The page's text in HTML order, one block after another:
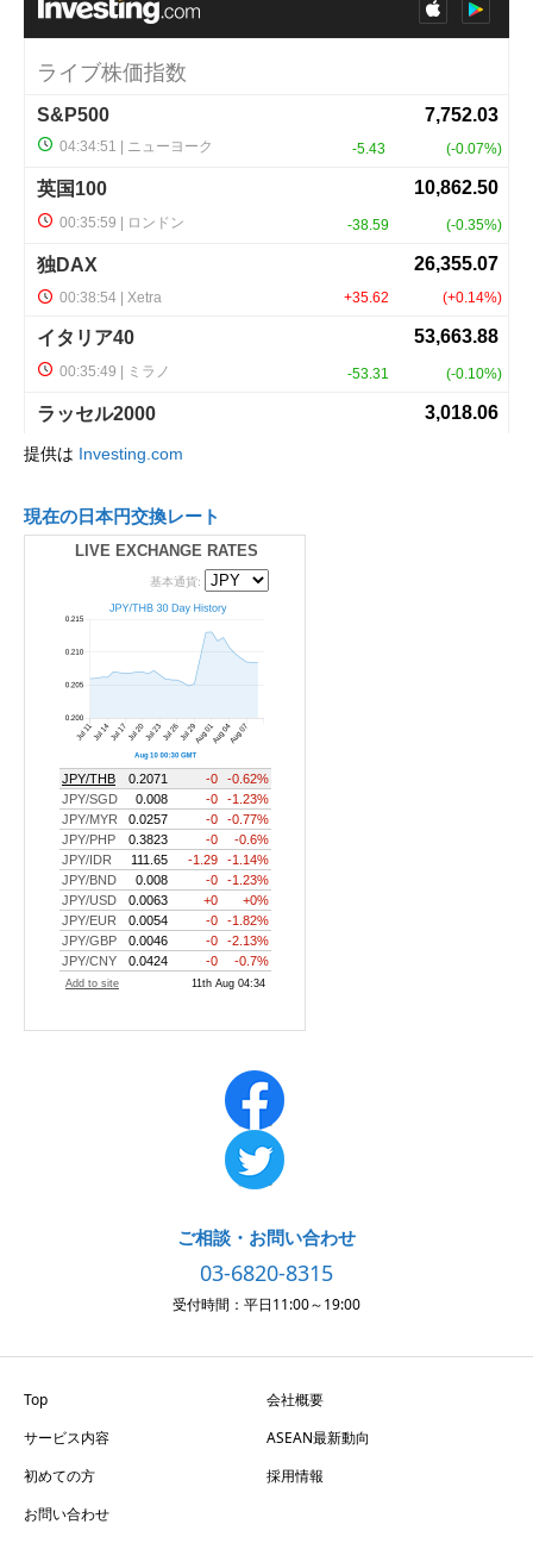
提供は Investing.com
現在の日本円交換レート
LIVE EXCHANGE RATES
ご相談・お問い合わせ
03-6820-8315
受付時間：平日11:00～19:00
Top
会社概要
サービス内容
ASEAN最新動向
初めての方
採用情報
お問い合わせ